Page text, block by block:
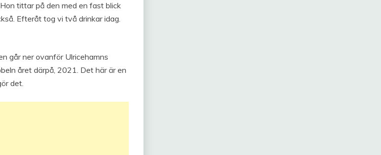
tittar på den med en fast blick
Efteråt tog vi två drinkar idag.
går ner ovanför Ulricehamns
året därpå, 2021. Det här är en
det.